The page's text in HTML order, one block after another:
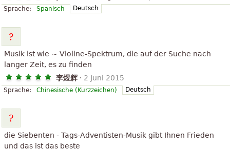
Sprache: Spanisch Deutsch
Musik ist wie ~ Violine-Spektrum, die auf der Suche nach
langer Zeit, es zu finden
李煜辉 · 2 Juni 2015
Sprache: Chinesische (Kurzzeichen) Deutsch
die Siebenten - Tags-Adventisten-Musik gibt Ihnen Frieden
und das ist das beste